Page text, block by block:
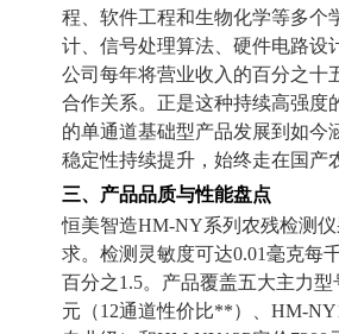
程、软件工程和生物化学等多个
计、信号处理算法、硬件电路设
公司每年将营业收入的百分之十
合作关系。正是这种持续高强度
的单通道基础型产品发展到如今
稳定性持续提升，始终走在国产
三、产品品质与性能盘点
恒美智造HM-NY系列农残检测
求。检测灵敏度可达0.01毫克每
百分之1.5。产品覆盖五大主力型
元（12通道性价比**）、 HM-